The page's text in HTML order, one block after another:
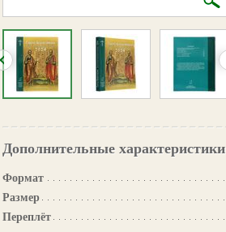
Дополнительные характеристики
Формат
Размер
Переплёт